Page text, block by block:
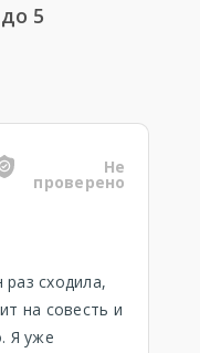
5
Не
проверено
сходила,
на совесть и
Я уже